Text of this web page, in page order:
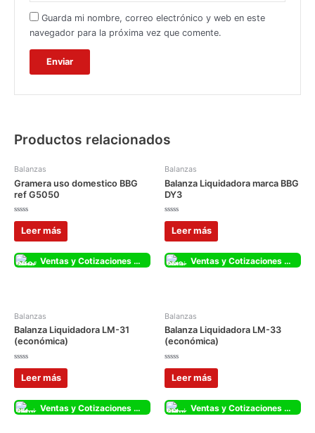
Guarda mi nombre, correo electrónico y web en este
navegador para la próxima vez que comente.
Productos relacionados
Balanzas
Gramera uso domestico BBG
ref G5050
Valorado
con
de
Leer más
Ventas y Cotizaciones Whatsapp
Balanzas
Balanza Liquidadora marca BBG
DY3
Valorado
con
de
Leer más
Ventas y Cotizaciones Whatsapp
Balanzas
Balanza Liquidadora LM-31
(económica)
Valorado
con
de
Leer más
Ventas y Cotizaciones Whatsapp
Balanzas
Balanza Liquidadora LM-33
(económica)
Valorado
con
de
Leer más
Ventas y Cotizaciones Whatsapp